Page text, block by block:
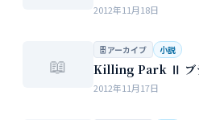
2012年11月18日
📖
🗄 アーカイブ 小説
Killing Park Ⅱ ブラ
2012年11月17日